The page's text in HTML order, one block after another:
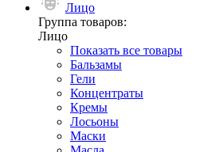
Лицо
Группа товаров:
Лицо
Показать все товары
Бальзамы
Гели
Концентраты
Кремы
Лосьоны
Маски